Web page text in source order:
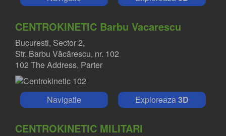
CENTROKINETIC Barbu Vacarescu
Bucuresti, Sector 2,
Str. Barbu Văcărescu, nr. 102
102 The Address, Parter
Navigatie Exploreaza 3D
CENTROKINETIC MILITARI